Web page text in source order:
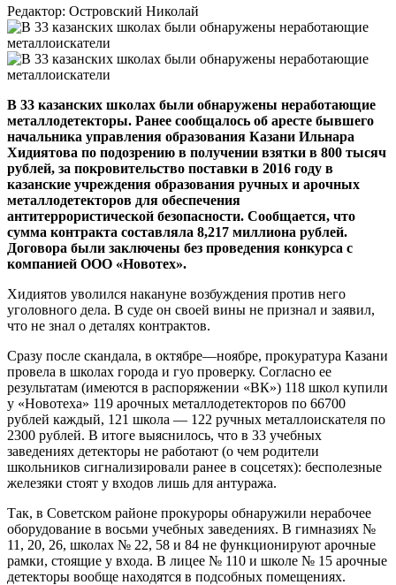
Редактор: Островский Николай
В 33 казанских школах были обнаружены неработающие
металлодетекторы. Ранее сообщалось об аресте бывшего
начальника управления образования Казани Ильнара
Хидиятова по подозрению в получении взятки в 800 тысяч
рублей, за покровительство поставки в 2016 году в
казанские учреждения образования ручных и арочных
металлодетекторов для обеспечения
антитеррористической безопасности. Сообщается, что
сумма контракта составляла 8,217 миллиона рублей.
Договора были заключены без проведения конкурса с
компанией ООО «Новотех».
Хидиятов уволился накануне возбуждения против него
уголовного дела. В суде он своей вины не признал и заявил,
что не знал о деталях контрактов.
Сразу после скандала, в октябре—ноябре, прокуратура Казани
провела в школах города и гуо проверку. Согласно ее
результатам (имеются в распоряжении «ВК») 118 школ купили
у «Новотеха» 119 арочных металлодетекторов по 66700
рублей каждый, 121 школа — 122 ручных металлоискателя по
2300 рублей. В итоге выяснилось, что в 33 учебных
заведениях детекторы не работают (о чем родители
школьников сигнализировали ранее в соцсетях): бесполезные
железяки стоят у входов лишь для антуража.
Так, в Советском районе прокуроры обнаружили нерабочее
оборудование в восьми учебных заведениях. В гимназиях №
11, 20, 26, школах № 22, 58 и 84 не функционируют арочные
рамки, стоящие у входа. В лицее № 110 и школе № 15 арочные
детекторы вообще находятся в подсобных помещениях.